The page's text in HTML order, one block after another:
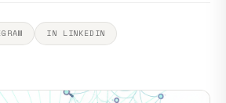
IN LINKEDIN